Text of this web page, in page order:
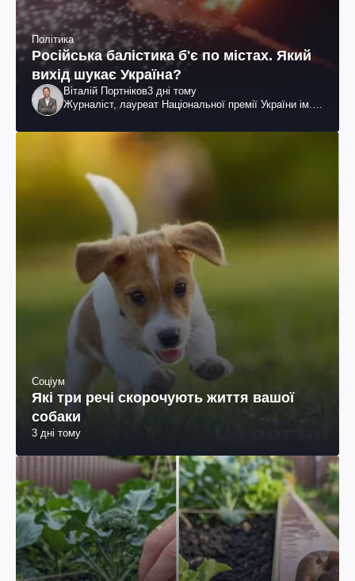
Політика
Російська балістика б'є по містах. Який
вихід шукає Україна?
Віталій Портніков3 дні тому
Журналіст, лауреат Національної премії України ім.
Соціум
Які три речі скорочують життя вашої
собаки
3 дні тому